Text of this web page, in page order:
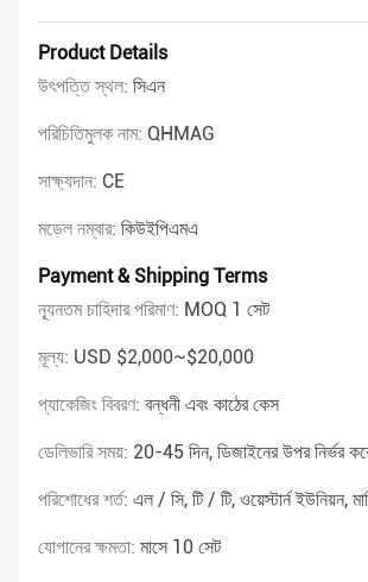
Product Details
উৎপত্তি স্থল: সিএন
পরিচিতিমুলক নাম: QHMAG
সাক্ষ্যদান: CE
মডেল নম্বার: কিউইপিএমএ
Payment & Shipping Terms
ন্যূনতম চাহিদার পরিমাণ: MOQ 1 সেট
মূল্য: USD $2,000~$20,000
প্যাকেজিং বিবরণ: বন্ধনী এবং কাঠের কেস
ডেলিভারি সময়: 20-45 দিন, ডিজাইনের উপর নির্ভর
পরিশোধের শর্ত: এল / সি, টি / টি, ওয়েস্টার্ন ইউনিয়ন,
যোগানের ক্ষমতা: মাসে 10 সেট